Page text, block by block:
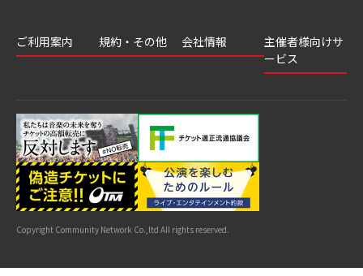
ご利用案内
結果
よくあるご質問
はじめてガイド
公演中止・変更
サイトマップ
規約・その他
利用規約
特商法に基づく
表示
カスタマーハラ
スメントへの対
応指針
会社情報
主催者様向けサ
ービス
Copyright Community Network Co.,ltd All rights reserved.